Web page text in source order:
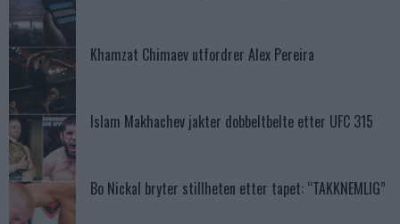
Khamzat Chimaev utfordrer Alex Pereira
Islam Makhachev jakter dobbeltbelte etter UFC 315
Bo Nickal bryter stillheten etter tapet: “TAKKNEMLIG”